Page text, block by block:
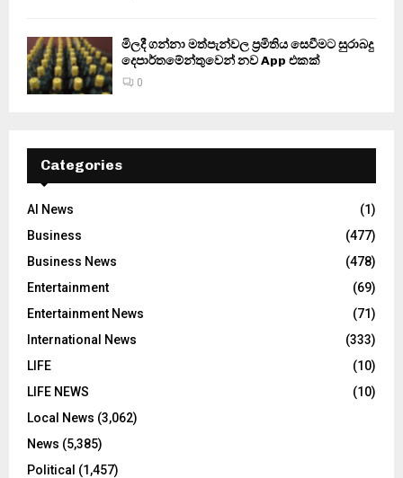
මිලදී ගන්නා මත්පැන්වල ප්‍රමිතිය සෙවීමට සුරාබදු
දෙපාර්තමේන්තුවෙන් නව App එකක්
0
Categories
AI News
(1)
Business
(477)
Business News
(478)
Entertainment
(69)
Entertainment News
(71)
International News
(333)
LIFE
(10)
LIFE NEWS
(10)
Local News (3,062)
News (5,385)
Political (1,457)